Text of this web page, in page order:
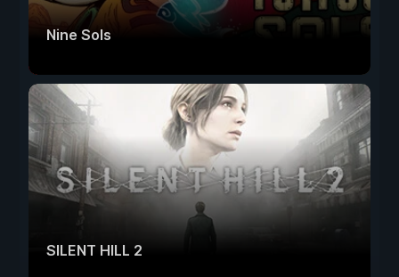
Nine Sols
SILENT HILL 2